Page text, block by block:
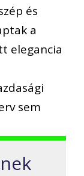
és
a
elegancia
sem